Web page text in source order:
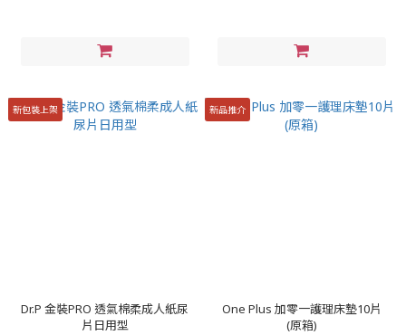
新包裝上架
Dr.P 金裝PRO 透氣棉柔成人紙尿
片日用型
新品推介
One Plus 加零一護理床墊10片
(原箱)